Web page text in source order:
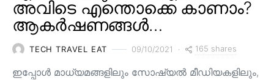
അവിടെ എന്തൊക്കെ കാണാം?
ആകർഷണങ്ങൾ…
TECH TRAVEL EAT 09/10/2021 165 shares
ഇപ്പോൾ മാധ്യമങ്ങളിലും സോഷ്യൽ മീഡിയകളിലും,